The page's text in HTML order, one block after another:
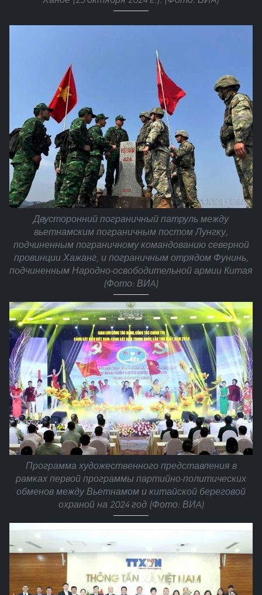
Двусторонний пограничный патруль между
вьетнамским пограничным постом Лунгку,
подчиненным пограничному командованию северной
провинции Хажанг, и пограничным отрядом Фунинь,
подчиненным Народно-освободительной армии Китая
(Фото: ВИA)
Программа художественного представления в
рамках первой программы партийно-политических
обменов между Вьетнамом и китайской береговой
охраной на 2024 год (Фото: ВИA)